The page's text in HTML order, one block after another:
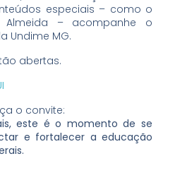
especiais – como o
– acompanhe o
Undime MG.
abertas.
o convite:
este é o momento de se
e fortalecer a educação